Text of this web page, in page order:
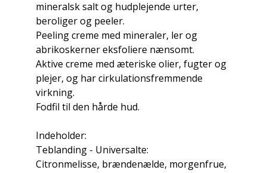
mineralsk salt og hudplejende urter,
beroliger og peeler.
Peeling creme med mineraler, ler og
abrikoskerner eksfoliere nænsomt.
Aktive creme med æteriske olier, fugter og
plejer, og har cirkulationsfremmende
virkning.
Fodfil til den hårde hud.
Indeholder:
Teblanding - Universalte:
Citronmelisse, brændenælde, morgenfrue,